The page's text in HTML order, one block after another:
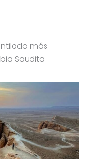
más
Saudita